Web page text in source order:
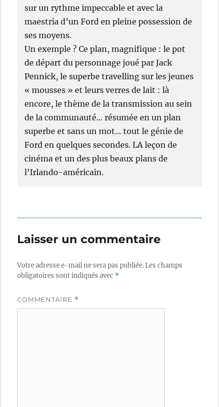
sur un rythme impeccable et avec la
maestria d’un Ford en pleine possession de
ses moyens.
Un exemple ? Ce plan, magnifique : le pot
de départ du personnage joué par Jack
Pennick, le superbe travelling sur les jeunes
« mousses » et leurs verres de lait : là
encore, le thème de la transmission au sein
de la communauté… résumée en un plan
superbe et sans un mot… tout le génie de
Ford en quelques secondes. LA leçon de
cinéma et un des plus beaux plans de
l’Irlando-américain.
Laisser un commentaire
Votre adresse e-mail ne sera pas publiée.Les champs
obligatoires sont indiqués avec *
COMMENTAIRE *